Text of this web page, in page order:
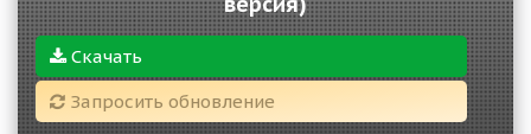
Скачать
Запросить обновление